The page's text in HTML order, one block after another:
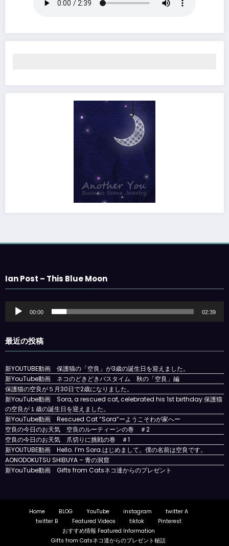
Ian Post – This Blue Moon
ー
ヤ
ー
00:00 02:39
最近の投稿
新YOUTUBE動画 保護猫の「空良」が3歳の誕生日を迎えました。
新YouTube動画 ネコのどきどきバスタイム 秋の「空良」編
保護猫の空良が５月30日で2歳になりました。
新YouTube動画 Sora, a rescued cat, celebrated his 1st birthday.保護猫
の空良が１歳の誕生日を迎えました。
新YouTube動画 Rescued Cat “Sora”ーようこそわが家へー
空良の今日のお天気 空良のルーティーンの巻 ＃2
空良の今日のお天気 爪切りに挑戦の巻 ＃1
新YOUTUBE動画 Hello. I’m Sora.はじめまして。僕の名前は空良です。
AONODOKUTSU SHIBUYA – 青の洞窟
新YouTube動画 Gifts from Catsネコ達からのプレゼント
Home BLOG YouTube instagram
twitter A
twitter B
Featured Videos tiktok
Pinterest
おすすめ情報 Featured Information
Gifts from Catsネコ達からのプレゼント秘話